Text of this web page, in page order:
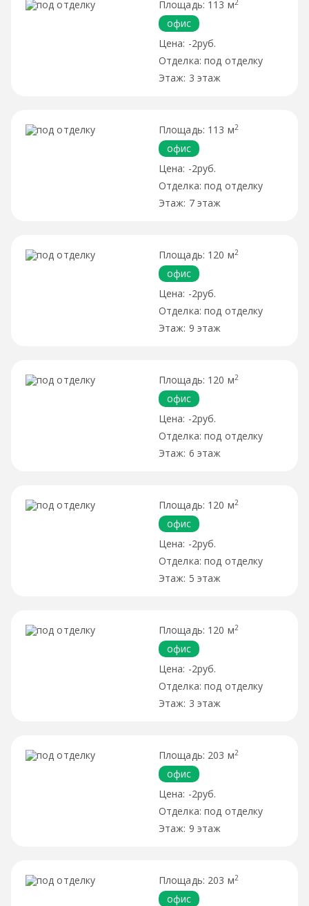
113 м
офис
-2руб.
под отделку
3 этаж
113 м2
офис
-2руб.
под отделку
7 этаж
120 м2
офис
-2руб.
под отделку
9 этаж
120 м2
офис
-2руб.
под отделку
6 этаж
120 м2
офис
-2руб.
под отделку
5 этаж
120 м2
офис
-2руб.
под отделку
3 этаж
203 м2
офис
-2руб.
под отделку
9 этаж
203 м2
офис